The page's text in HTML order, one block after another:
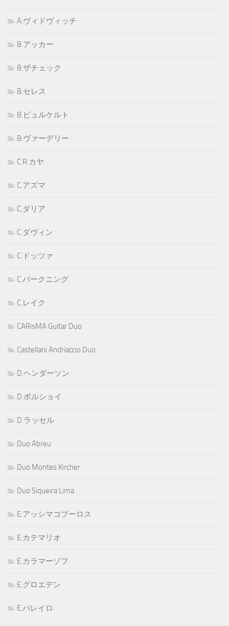
A.ヴィドヴィッチ
B.アッカー
B.ザチェック
B.セレス
B.ビュルケルト
B.ヴァーデリー
C.R.カヤ
C.アズマ
C.ダリア
C.ダヴィン
C.ドッツァ
C.パークニング
C.レイク
CARisMA Guitar Duo
Castellani Andriaccio Duo
D.ヘンダーソン
D.ボルショイ
D.ラッセル
Duo Abreu
Duo Montes Kircher
Duo Siqueira Lima
E.アッシマコプーロス
E.カテマリオ
E.カラマーゾフ
E.グロエデン
E.バレイロ